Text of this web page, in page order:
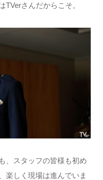
TVerさんだからこそ。
、スタッフの皆様も初め
楽しく現場は進んでいま